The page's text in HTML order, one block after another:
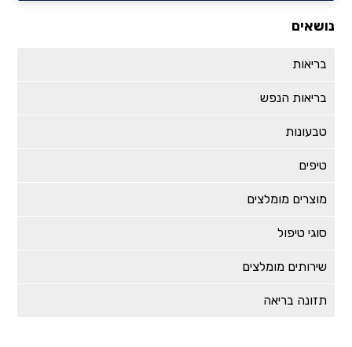
נושאים
בריאות
בריאות הנפש
טבעונות
טיפים
מוצרים מומלצים
סוגי טיפול
שירותים מומלצים
תזונה בריאה